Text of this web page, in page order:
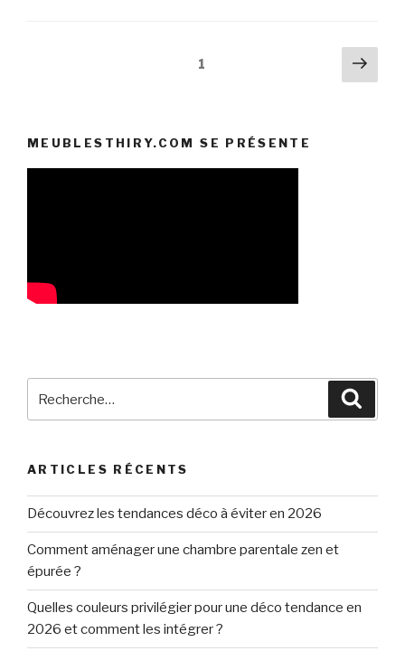
1
MEUBLESTHIRY.COM SE PRÉSENTE
ARTICLES RÉCENTS
Découvrez les tendances déco à éviter en 2026
Comment aménager une chambre parentale zen et
épurée ?
Quelles couleurs privilégier pour une déco tendance en
2026 et comment les intégrer ?